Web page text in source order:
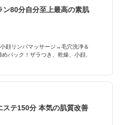
ン80分自分至上最高の素肌
顔リンパマッサージ→毛穴洗浄＆
パック！ザラつき、乾燥、小顔、
ステ150分 本気の肌質改善